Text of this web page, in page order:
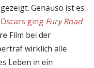
Genauso ist es
ging Fury Road
Film bei der
wirklich alle
Leben in ein